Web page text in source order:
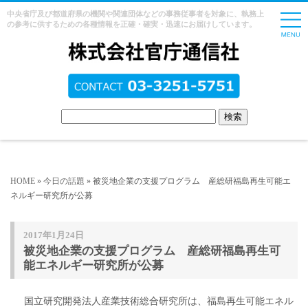
中央省庁及び都道府県の機関や関連団体などの事務従事者を対象に、執務上
の参考に供するための各種情報を正確・確実・迅速にお届けしています。
HOME » 今日の話題 » 被災地企業の支援プログラム 産総研福島再生可能エ
ネルギー研究所が公募
2017年1月24日
被災地企業の支援プログラム 産総研福島再生可
能エネルギー研究所が公募
国立研究開発法人産業技術総合研究所は、福島再生可能エネル